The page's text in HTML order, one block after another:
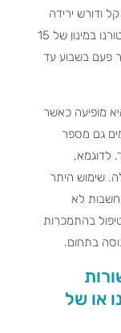
ודורש ירידה
הדרגתית של המינון. לדוגמא אם אדם נוטל נוקטורנו במינון של 15
פעם בשבוע עד
מופיעה כאשר
גם מספר
לדוגמא,
מדי לילה. שימוש היתר
לא
בהתמכרות
בתחום.
או של